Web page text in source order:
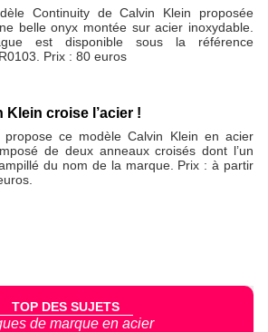
Continuity de Calvin Klein proposée
belle onyx montée sur acier inoxydable.
est disponible sous la référence
Prix : 80 euros
Klein croise l’acier !
propose ce modèle Calvin Klein en acier
de deux anneaux croisés dont l’un
du nom de la marque. Prix : à partir
TOP DES SUJETS
de marque en acier